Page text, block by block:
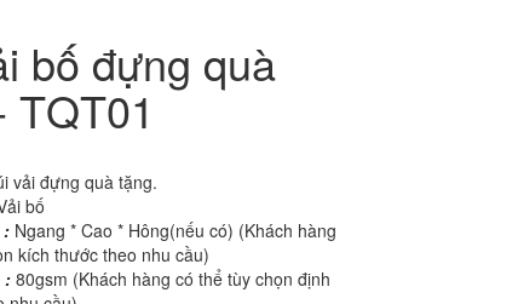
bố đựng quà
TQT01
vải đựng quà tặng.
bố
Ngang * Cao * Hông(nếu có) (Khách hàng
kích thước theo nhu cầu)
:80gsm (Khách hàng có thể tùy chọn định